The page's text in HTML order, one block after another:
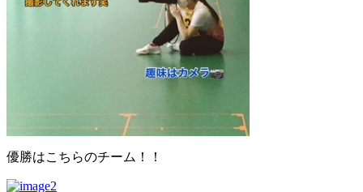
優勝はこちらのチーム！！